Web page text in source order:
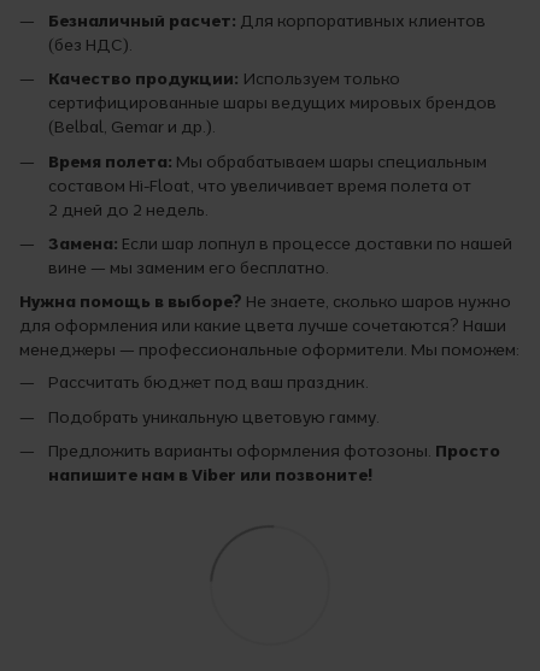
Безналичный расчет: Для корпоративных клиентов
(без НДС).
Качество продукции: Используем только
сертифицированные шары ведущих мировых брендов
(Belbal, Gemar и др.).
Время полета: Мы обрабатываем шары специальным
составом Hi-Float, что увеличивает время полета от
2 дней до 2 недель.
Замена: Если шар лопнул в процессе доставки по нашей
вине — мы заменим его бесплатно.
Нужна помощь в выборе? Не знаете, сколько шаров нужно
для оформления или какие цвета лучше сочетаются? Наши
менеджеры — профессиональные оформители. Мы поможем:
Рассчитать бюджет под ваш праздник.
Подобрать уникальную цветовую гамму.
Предложить варианты оформления фотозоны. Просто
напишите нам в Viber или позвоните!